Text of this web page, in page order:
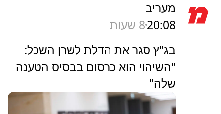
מעריב
20:088 שעות
בג"ץ סגר את הדלת לשרן השכל:
"השיהוי הוא כרסום בבסיס הטענה
שלה"